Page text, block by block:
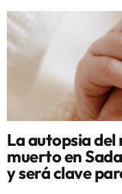
La autopsia
muerto en
y será clave